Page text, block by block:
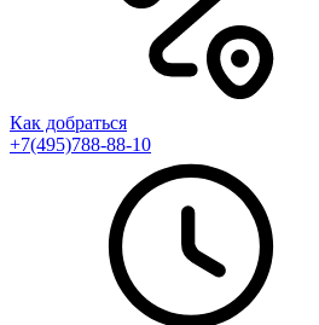
Как добраться
+7(495)788-88-10